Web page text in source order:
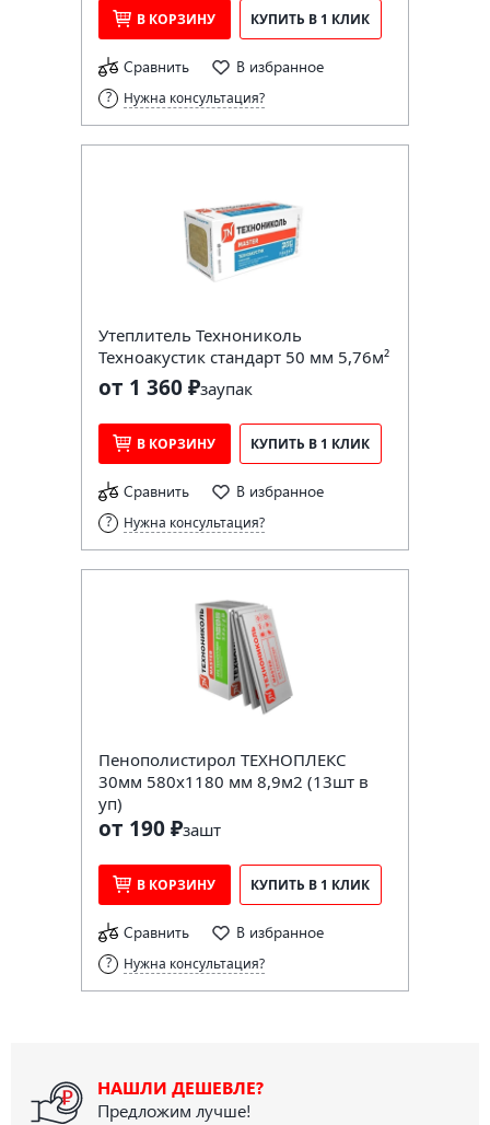
В КОРЗИНУ КУПИТЬ В 1 КЛИК
Сравнить В избранное
Нужна консультация?
Утеплитель Технониколь
Техноакустик стандарт 50 мм 5,76м²
от 1 360 ₽заупак
В КОРЗИНУ КУПИТЬ В 1 КЛИК
Сравнить В избранное
Нужна консультация?
Пенополистирол ТЕХНОПЛЕКС
30мм 580х1180 мм 8,9м2 (13шт в
уп)
от 190 ₽зашт
В КОРЗИНУ КУПИТЬ В 1 КЛИК
Сравнить В избранное
Нужна консультация?
НАШЛИ ДЕШЕВЛЕ?
Предложим лучше!